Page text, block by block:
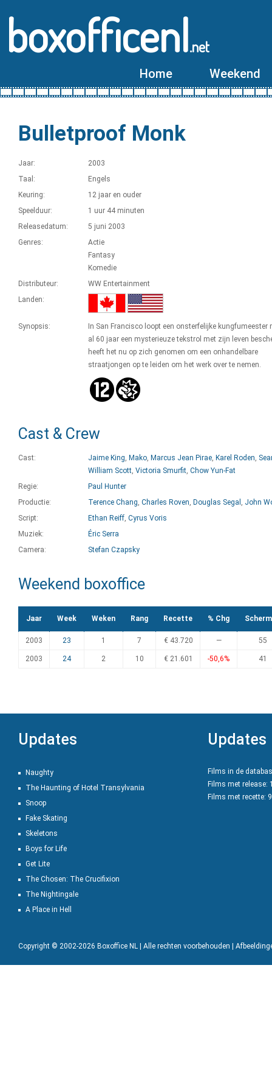
boxofficenl.net
Home Weekend
Bulletproof Monk
Jaar:
2003
Taal:
Engels
Keuring:
12 jaar en ouder
Speelduur:
1 uur 44 minuten
Releasedatum:
5 juni 2003
Genres:
Actie
Fantasy
Komedie
Distributeur:
WW Entertainment
Landen:
Synopsis:
In San Francisco loopt een onsterfelijke kungfumeester
al 60 jaar een mysterieuze tekstrol met zijn leven
heeft het nu op zich genomen om een onhandelbare
straatjongen op te leiden om het werk over te nemen.
Cast & Crew
Cast: Jaime King, Mako, Marcus Jean Pirae, Karel Roden,
William Scott, Victoria Smurfit, Chow Yun-Fat
Regie:
Paul Hunter
Productie:
Terence Chang, Charles Roven, Douglas Segal , John
Script:
Ethan Reiff, Cyrus Voris
Muziek:
Éric Serra
Camera:
Stefan Czapsky
Weekend boxoffice
Jaar Week Weken Rang Recette % Chg
2003 23 1 7 € 43.720 — 55
2003 24 2 10 € 21.601 -50,6% 41
Updates
Naughty
The Haunting of Hotel Transylvania
Snoop
Fake Skating
Skeletons
Boys for Life
Get Lite
The Chosen: The Crucifixion
The Nightingale
A Place in Hell
Updates
Films in de
Films met release:
Films met recette:
Copyright © 2002-2026 Boxoffice NL | Alle rechten voorbehouden |